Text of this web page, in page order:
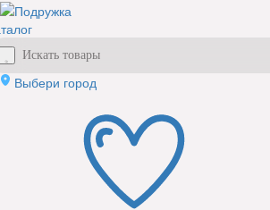
Выбери город